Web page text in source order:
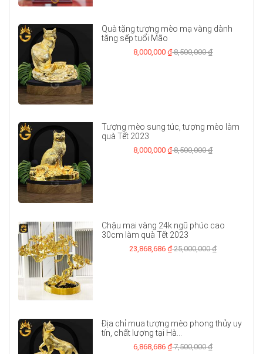
Quà tặng tượng mèo mạ vàng dành
tặng sếp tuổi Mão
8,000,000 ₫8,500,000 ₫
Tượng mèo sung túc, tượng mèo làm
quà Tết 2023
8,000,000 ₫8,500,000 ₫
Chậu mai vàng 24k ngũ phúc cao
30cm làm quà Tết 2023
23,868,686 ₫25,000,000 ₫
Địa chỉ mua tượng mèo phong thủy uy
tín, chất lượng tại Hà...
6,868,686 ₫7,500,000 ₫